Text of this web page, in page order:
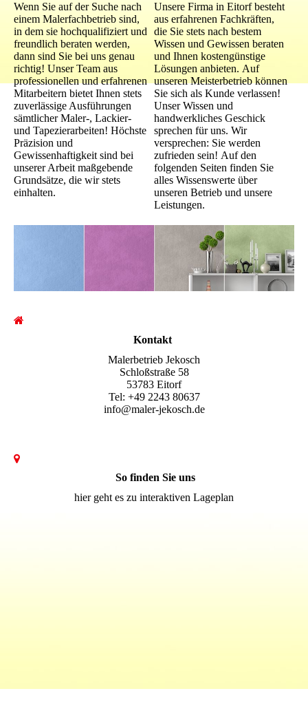
Wenn Sie auf der Suche nach
einem Malerfachbetrieb sind,
in dem sie hochqualifiziert und
freundlich beraten werden,
dann sind Sie bei uns genau
richtig! Unser Team aus
professionellen und erfahrenen
Mitarbeitern bietet Ihnen stets
zuverlässige Ausführungen
sämtlicher Maler-, Lackier-
und Tapezierarbeiten! Höchste
Präzision und
Gewissenhaftigkeit sind bei
unserer Arbeit maßgebende
Grundsätze, die wir stets
einhalten.
Unsere Firma in Eitorf besteht
aus erfahrenen Fachkräften,
die Sie stets nach bestem
Wissen und Gewissen beraten
und Ihnen kostengünstige
Lösungen anbieten. Auf
unseren Meisterbetrieb können
Sie sich als Kunde verlassen!
Unser Wissen und
handwerkliches Geschick
sprechen für uns. Wir
versprechen: Sie werden
zufrieden sein! Auf den
folgenden Seiten finden Sie
alles Wissenswerte über
unseren Betrieb und unsere
Leistungen.
Kontakt
Malerbetrieb Jekosch
Schloßstraße 58
53783 Eitorf
Tel: +49 2243 80637
info@maler-jekosch.de
So finden Sie uns
hier geht es zu interaktiven Lageplan